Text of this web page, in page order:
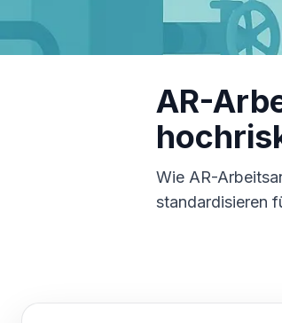
AR-
Wie AR-
standardisieren